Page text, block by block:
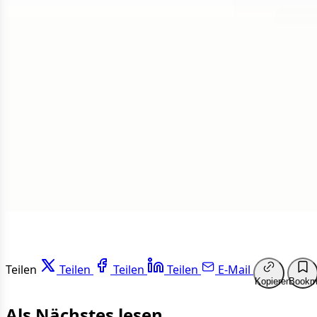
Teilen Teilen Teilen Teilen E-Mail
Kopieren